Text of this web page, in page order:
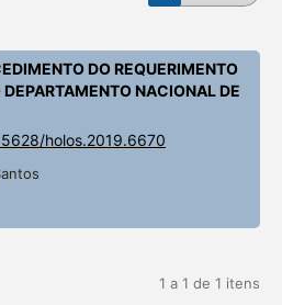
DO REQUERIMENTO
NACIONAL DE
holos.2019.6670
1 a 1 de 1 itens